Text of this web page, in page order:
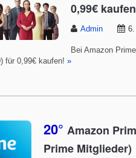
0,99€ kaufen
Admin 6.
Bei Amazon
für 0,99€ kaufen! »
20° Amazon
Prime Mitglieder)